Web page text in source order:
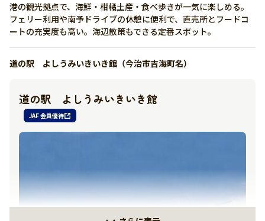
2026年10月1日から優待内容が変更になります【商品3,000円
https://www.minatto.net/
港の観光拠点で、海鮮・柑橘土産・食べ歩きが一気に楽しめる。
フェリー利用や南予ドライブの休憩に便利で、直売所とフードコ
ートの充実度も高い。海辺散策もできる定番スポット。
道の駅 よしうみいきいき館（今治市吉海町名）
道の駅 よしうみいきいき館
JAF 会員優待